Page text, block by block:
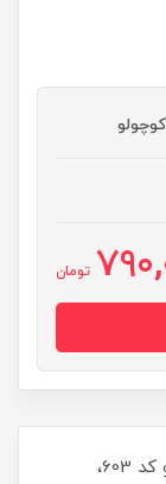
تومان
پاپیت گیم رابل (سگ نگهبان) با بدنه زرد و کد 603،